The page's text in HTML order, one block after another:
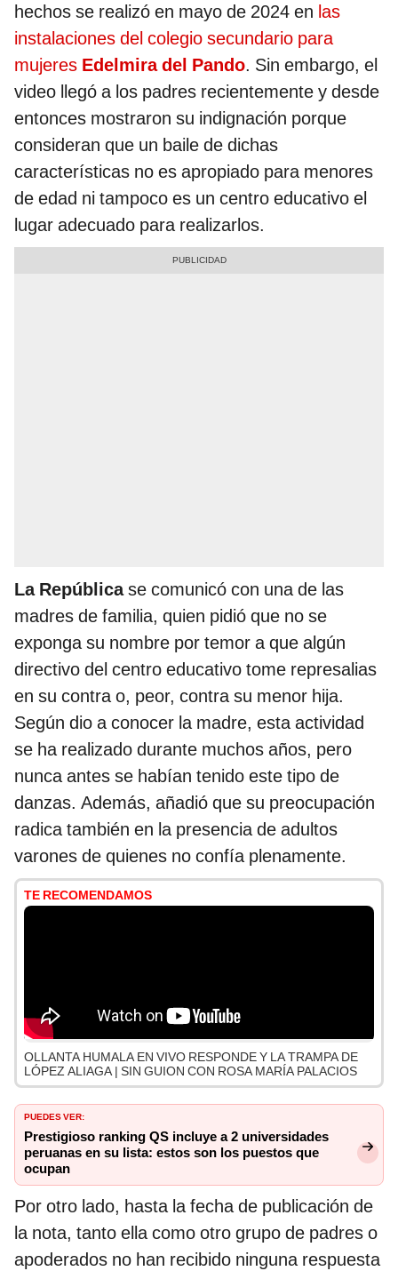
hechos se realizó en mayo de 2024 en las
instalaciones del colegio secundario para
mujeres Edelmira del Pando. Sin embargo, el
video llegó a los padres recientemente y desde
entonces mostraron su indignación porque
consideran que un baile de dichas
características no es apropiado para menores
de edad ni tampoco es un centro educativo el
lugar adecuado para realizarlos.
La Repúblicase comunicó con una de las
madres de familia, quien pidió que no se
exponga su nombre por temor a que algún
directivo del centro educativo tome represalias
en su contra o, peor, contra su menor hija.
Según dio a conocer la madre, esta actividad
se ha realizado durante muchos años, pero
nunca antes se habían tenido este tipo de
danzas. Además, añadió que su preocupación
radica también en la presencia de adultos
varones de quienes no confía plenamente.
TE RECOMENDAMOS
OLLANTA HUMALA EN VIVO RESPONDE Y LA TRAMPA DE
LÓPEZ ALIAGA | SIN GUION CON ROSA MARÍA PALACIOS
PUEDES VER:
Prestigioso ranking QS incluye a 2 universidades
peruanas en su lista: estos son los puestos que
ocupan
Por otro lado, hasta la fecha de publicación de
la nota, tanto ella como otro grupo de padres o
apoderados no han recibido ninguna respuesta